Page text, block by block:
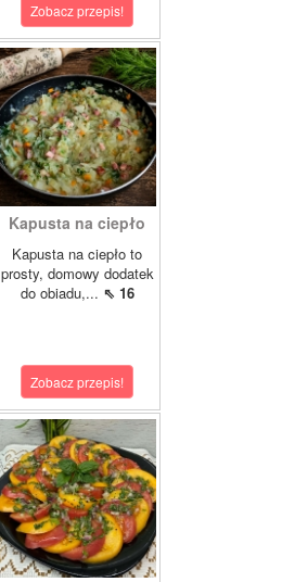
Zobacz przepis!
Kapusta na ciepło
Kapusta na ciepło to
prosty, domowy dodatek
do obiadu,... ⇖ 16
Zobacz przepis!